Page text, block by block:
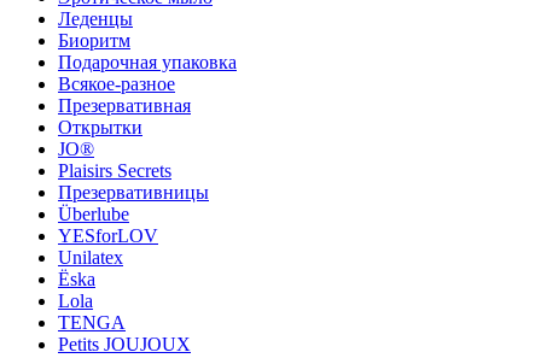
Леденцы
Биоритм
Подарочная упаковка
Всякое-разное
Презервативная
Открытки
JO®
Plaisirs Secrets
Презервативницы
Überlube
YESforLOV
Unilatex
Ёska
Lola
TENGA
Petits JOUJOUX